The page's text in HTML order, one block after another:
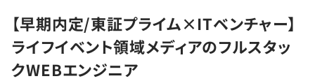
転職成功ガイド
転職エージェント
インタビュー
転職成功ガイド
求人検索
本選考
学習
【早期内定/東証プライム×ITベンチャー】
ライフイベント領域メディアのフルスタッ
クWEBエンジニア